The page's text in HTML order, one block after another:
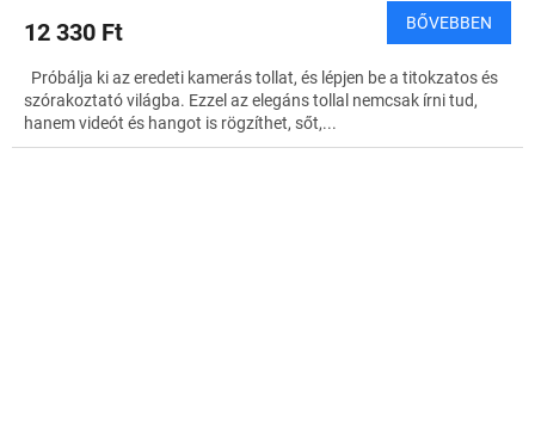
12 330 Ft BŐVEBBEN
Próbálja ki az eredeti kamerás tollat, és lépjen be a titokzatos és
szórakoztató világba. Ezzel az elegáns tollal nemcsak írni tud,
hanem videót és hangot is rögzíthet, sőt,...